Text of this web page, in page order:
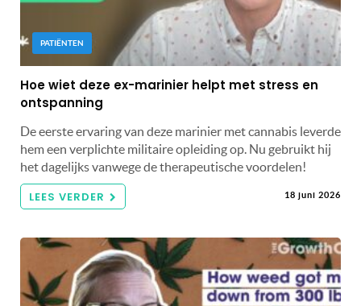
PATIËNTEN
Hoe wiet deze ex-marinier helpt met stress en
ontspanning
De eerste ervaring van deze marinier met cannabis leverde
hem een ​​verplichte militaire opleiding op. Nu gebruikt hij
het dagelijks vanwege de therapeutische voordelen!
LEES VERDER 18 juni 2026